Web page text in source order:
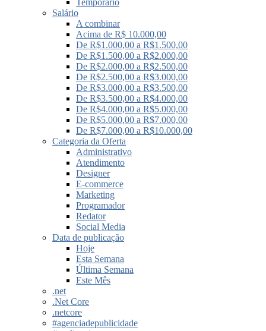
Salário
A combinar
Acima de R$ 10.000,00
De R$1.000,00 a R$1.500,00
De R$1.500,00 a R$2.000,00
De R$2.000,00 a R$2.500,00
De R$2.500,00 a R$3.000,00
De R$3.000,00 a R$3.500,00
De R$3.500,00 a R$4.000,00
De R$4.000,00 a R$5.000,00
De R$5.000,00 a R$7.000,00
De R$7.000,00 a R$10.000,00
Categoria da Oferta
Administrativo
Atendimento
Designer
E-commerce
Marketing
Programador
Redator
Social Media
Data de publicação
Hoje
Esta Semana
Última Semana
Este Mês
.net
.Net Core
.netcore
#agenciadepublicidade